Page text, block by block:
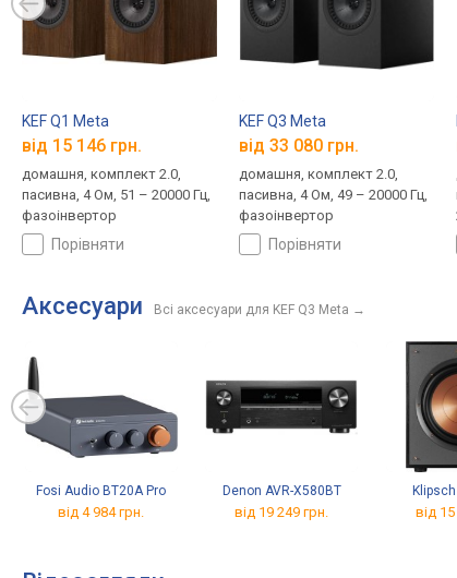
KEF Q1 Meta
від 15 146 грн.
домашня, комплект 2.0,
пасивна, 4 Ом, 51 – 20000 Гц,
фазоінвертор
порівняти
KEF Q3 Meta
від 33 080 грн.
домашня, комплект 2.0,
пасивна, 4 Ом, 49 – 20000 Гц,
фазоінвертор
порівняти
Аксесуари Всі аксесуари для KEF Q3 Meta →
Fosi Audio BT20A Pro
від 4 984 грн.
Denon AVR-X580BT
від 19 249 грн. від